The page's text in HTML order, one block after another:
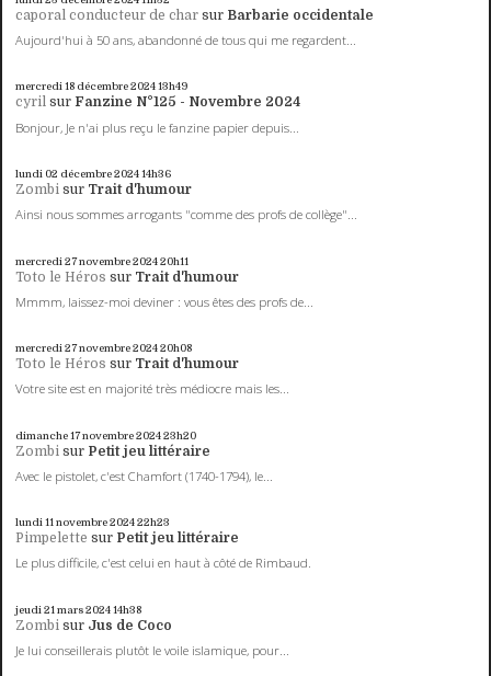
caporal conducteur de char sur Barbarie occidentale
Aujourd'hui à 50 ans, abandonné de tous qui me regardent...
mercredi 18 décembre 202413h49
cyril sur Fanzine N°125 - Novembre 2024
Bonjour, Je n'ai plus reçu le fanzine papier depuis...
lundi 02 décembre 202414h36
Zombi sur Trait d'humour
Ainsi nous sommes arrogants "comme des profs de collège"...
mercredi 27novembre 202420h11
Toto le Héros sur Trait d'humour
Mmmm, laissez-moi deviner : vous êtes des profs de...
mercredi 27novembre 202420h08
Toto le Héros sur Trait d'humour
Votre site est en majorité très médiocre mais les...
dimanche 17novembre 202423h20
Zombi sur Petit jeu littéraire
Avec le pistolet, c'est Chamfort (1740-1794), le...
lundi 11novembre 202422h23
Pimpelette sur Petit jeu littéraire
Le plus difficile, c'est celui en haut à côté de Rimbaud.
jeudi 21 mars 202414h38
Zombi sur Jus de Coco
Je lui conseillerais plutôt le voile islamique, pour...